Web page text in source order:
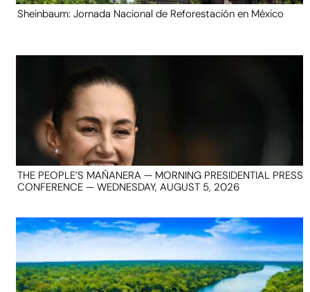
Sheinbaum: Jornada Nacional de Reforestación en México
THE PEOPLE’S MAÑANERA — MORNING PRESIDENTIAL PRESS
CONFERENCE — WEDNESDAY, AUGUST 5, 2026